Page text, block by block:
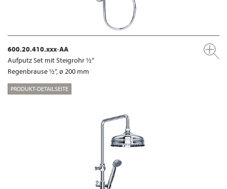
600.20.410.xxx-AA
Aufputz Set mit Steigrohr ½“
Regenbrause ½“, ø 200 mm
PRODUKT-DETAILSEITE